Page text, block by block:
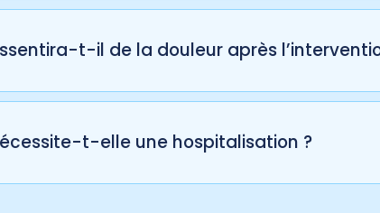
préalable est requise pour évaluer l’état de
t-il de la douleur après
prévenir et gérer la douleur. Un protocole
t-elle une hospitalisation ?